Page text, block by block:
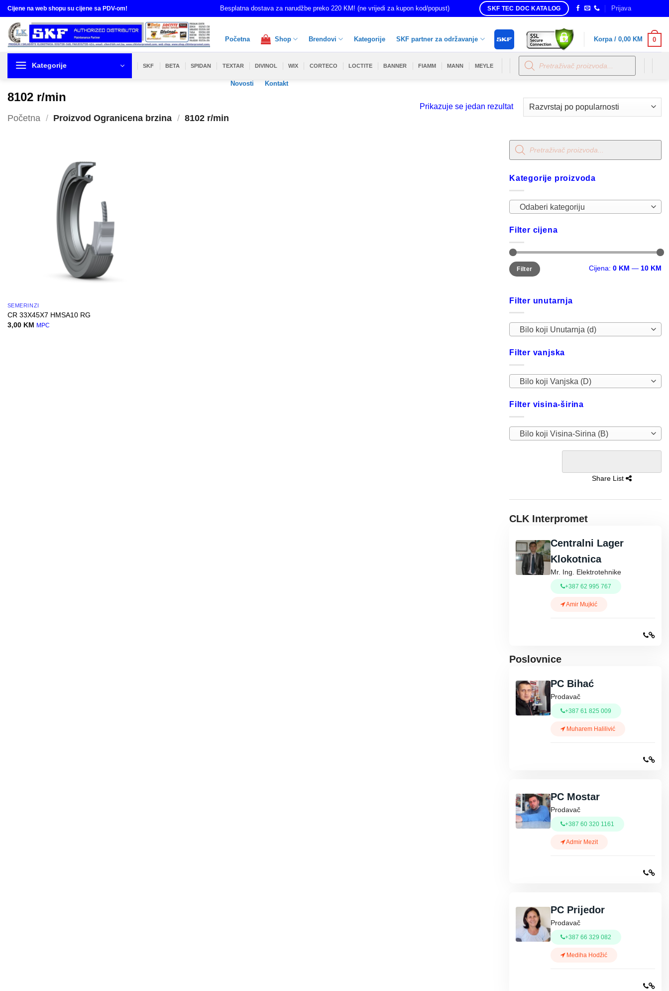
Skip
to
content
Cijene na web shopu su cijene sa PDV-om! Besplatna dostava za narudžbe preko 220 KM! (ne vrijedi za kupon kod/popust) SKF TEC DOC KATALOG Prijava
Početna Shop Brendovi Kategorije SKF partner za održavanje
Novosti Kontakt
Korpa / 0,00 KM 0
Kategorije SKF BETA SPIDAN TEXTAR DIVINOL WIX CORTECO LOCTITE BANNER FIAMM MANN MEYLE
Products
search
8102 r/min
Početna / Proizvod Ogranicena brzina / 8102 r/min
Prikazuje se jedan rezultat
SEMERINZI
CR 33X45X7 HMSA10 RG
3,00 KM MPC
Products
search
Kategorije proizvoda
Odaberi kategoriju
Filter cijena
Minimalna
cijena
Maksimalna
cijena
Filter Cijena: 0 KM — 10 KM
Filter unutarnja
Bilo koji Unutarnja (d)
Filter vanjska
Bilo koji Vanjska (D)
Filter visina-širina
Bilo koji Visina-Sirina (B)
Share List
CLK Interpromet
Centralni Lager
Klokotnica
Mr. Ing. Elektrotehnike
+387 62 995 767
Amir Mujkić
Poslovnice
PC Bihać
Prodavač
+387 61 825 009
Muharem Halilivić
PC Mostar
Prodavač
+387 60 320 1161
Admir Mezit
PC Prijedor
Prodavač
+387 66 329 082
Mediha Hodžić